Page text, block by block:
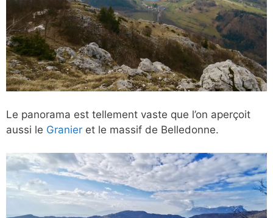
Le panorama est tellement vaste que l’on aperçoit
aussi le Granier et le massif de Belledonne.